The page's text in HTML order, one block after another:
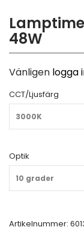
48W
Vänligen logga
CCT/Ljusfärg
3000K
Optik
10 grader
Artikelnummer: